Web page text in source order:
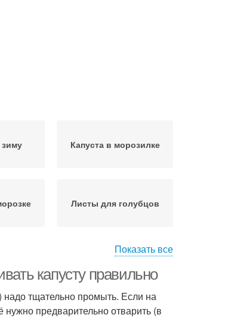
Капуста в морозилке
Листы для голубцов
Показать все
капусту правильно
надо тщательно промыть. Если на
нужно предварительно отварить (в